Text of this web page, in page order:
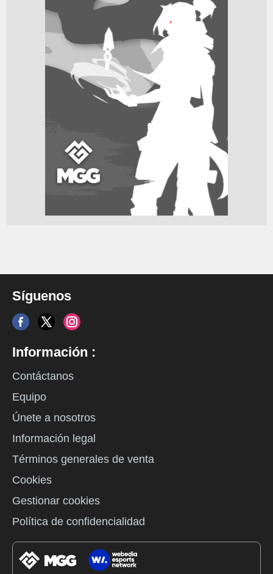
Síguenos
Información :
Contáctanos
Equipo
Únete a nosotros
Información legal
Términos generales de venta
Cookies
Gestionar cookies
Política de confidencialidad